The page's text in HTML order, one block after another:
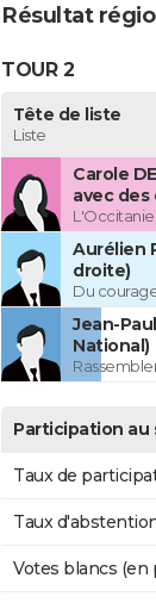
Résultat
TOUR 2
Tête de liste
Liste
Carole
avec
Aurélien
droite)
Du
Jean-
National)
Participation au
Taux de
Taux
Votes blancs (en